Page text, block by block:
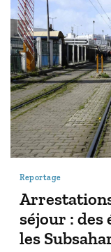
Reportage
séjour : des
les